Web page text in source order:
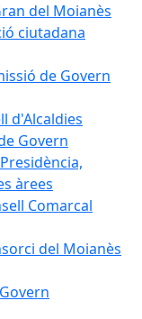
del Moianès
ciutadana
de Govern
d'Alcaldies
Govern
àrees
Comarcal
del Moianès